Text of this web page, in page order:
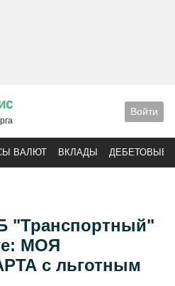
Войти
ВАЛЮТ ВКЛАДЫ ДЕБЕТОВЫЕ
"Транспортный"
МОЯ
с льготным